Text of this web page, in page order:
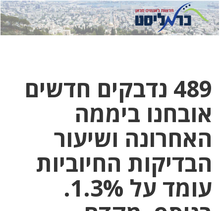
לחץ
כאן
לחץ
כדי
489 נדבקים חדשים
אובחנו ביממה
האחרונה ושיעור
הבדיקות החיוביות
עומד על 1.3%.